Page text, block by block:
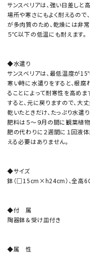
サンスベリアは、強い日差し
場所や寒さにもよく耐えるので
が多肉質のため、乾燥には非常
５℃以下の低温にも耐えます。
◆水遣り
サンスベリアは、最低温度が
寒い時に水遣りをすると、根腐
ることによって耐寒性を高めま
すると、元に戻りますので、大
乾いたときだけ、たっぷり水遣
肥料は５～９月の間に観葉植
肥の代わりに２週間に１回液
える必要はありません。
◆サイズ
鉢（□15cm×h24cm）、全高
◆付 属
陶器鉢＆受け皿付き
◆属 性